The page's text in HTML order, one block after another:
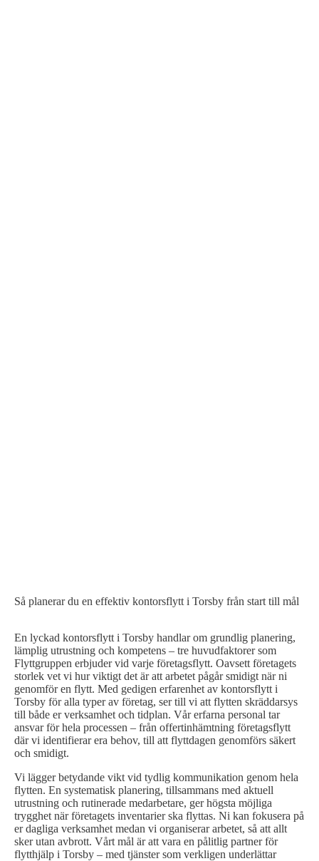
Så planerar du en effektiv kontorsflytt i Torsby från start till mål
En lyckad kontorsflytt i Torsby handlar om grundlig planering,
lämplig utrustning och kompetens – tre huvudfaktorer som
Flyttgruppen erbjuder vid varje företagsflytt. Oavsett företagets
storlek vet vi hur viktigt det är att arbetet pågår smidigt när ni
genomför en flytt. Med gedigen erfarenhet av kontorsflytt i
Torsby för alla typer av företag, ser till vi att flytten skräddarsys
till både er verksamhet och tidplan. Vår erfarna personal tar
ansvar för hela processen – från offertinhämtning företagsflytt
där vi identifierar era behov, till att flyttdagen genomförs säkert
och smidigt.
Vi lägger betydande vikt vid tydlig kommunikation genom hela
flytten. En systematisk planering, tillsammans med aktuell
utrustning och rutinerade medarbetare, ger högsta möjliga
trygghet när företagets inventarier ska flyttas. Ni kan fokusera på
er dagliga verksamhet medan vi organiserar arbetet, så att allt
sker utan avbrott. Vårt mål är att vara en pålitlig partner för
flytthjälp i Torsby – med tjänster som verkligen underlättar